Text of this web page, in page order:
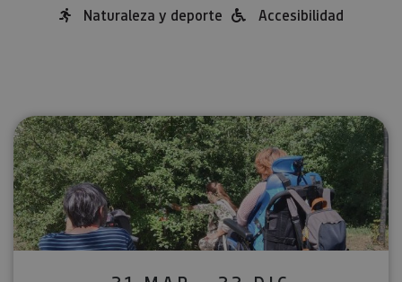
Naturaleza y deporte Accesibilidad